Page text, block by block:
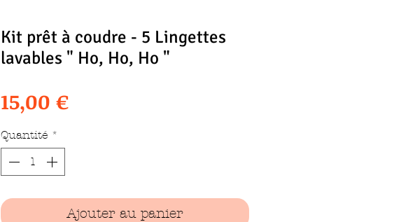
Kit prêt à coudre - 5 Lingettes
lavables " Ho, Ho, Ho "
15,00 €Prix
Quantité *
Ajouter au panier